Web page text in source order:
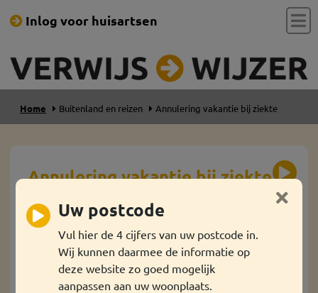
Inlog voor huisartsen
Home Buitenland en reizen Annulering vakantie bij ziekte
Annulering vakantie bij ziekte
Ziekteverklaring bij annulering reis
Uw eigen huisarts maggeen
ziekteverklaring afgeven. U mag de huisarts wel
vragen om een kopie van informatie uit uw medisch
dossier.
Uw postcode
Vul hier de 4 cijfers van uw postcode in.
Wij kunnen daarmee de informatie op
deze website zo goed mogelijk
aanpassen aan uw woonplaats.